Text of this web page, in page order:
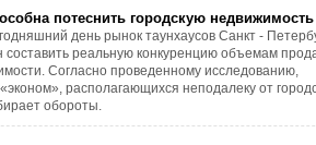
потеснить городскую недвижимость
день рынок таунхаусов Санкт -
составить реальную конкуренцию объемам
Согласно проведенному исследованию,
располагающихся неподалеку от
обороты.